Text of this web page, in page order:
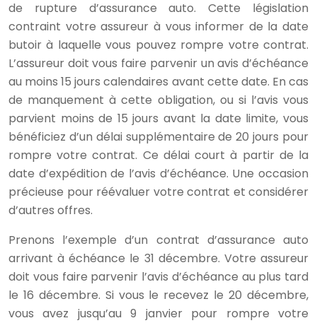
de rupture d’assurance auto. Cette législation
contraint votre assureur à vous informer de la date
butoir à laquelle vous pouvez rompre votre contrat.
L’assureur doit vous faire parvenir un avis d’échéance
au moins 15 jours calendaires avant cette date. En cas
de manquement à cette obligation, ou si l’avis vous
parvient moins de 15 jours avant la date limite, vous
bénéficiez d’un délai supplémentaire de 20 jours pour
rompre votre contrat. Ce délai court à partir de la
date d’expédition de l’avis d’échéance. Une occasion
précieuse pour réévaluer votre contrat et considérer
d’autres offres.
Prenons l’exemple d’un contrat d’assurance auto
arrivant à échéance le 31 décembre. Votre assureur
doit vous faire parvenir l’avis d’échéance au plus tard
le 16 décembre. Si vous le recevez le 20 décembre,
vous avez jusqu’au 9 janvier pour rompre votre